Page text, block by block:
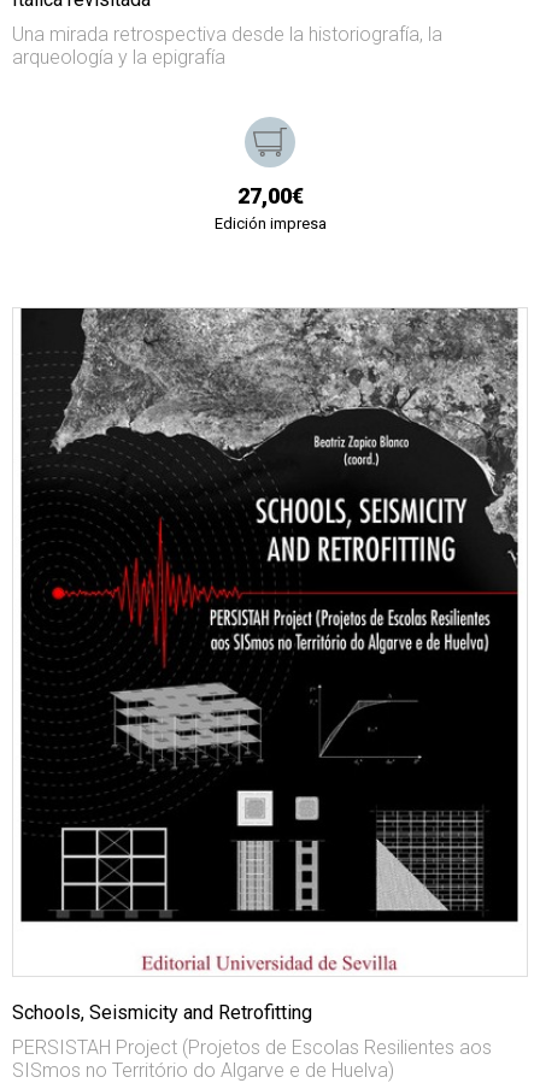
Una mirada retrospectiva desde la historiografía, la
arqueología y la epigrafía
27,00€
Edición impresa
Schools, Seismicity and Retrofitting
PERSISTAH Project (Projetos de Escolas Resilientes aos
SISmos no Território do Algarve e de Huelva)